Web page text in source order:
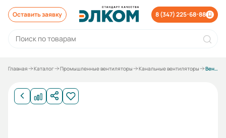
Оставить заявку 8 (347) 225-68-88
Главная Каталог Промышленные вентиляторы Канальные вентиляторы Вентилятор канальный ESQ ВКК-100